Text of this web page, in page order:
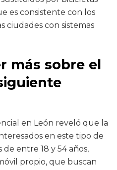
es consistente con los
ciudades con sistemas
más sobre el
en León reveló que la
en este tipo de
entre 18 y 54 años,
propio, que buscan